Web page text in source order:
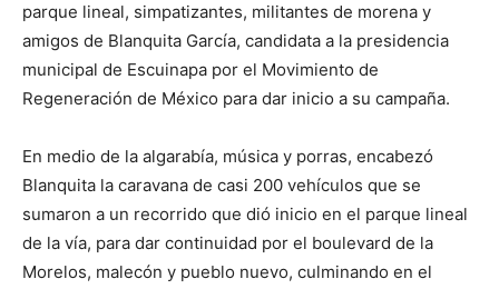
parque lineal, simpatizantes, militantes de morena y
amigos de Blanquita García, candidata a la presidencia
municipal de Escuinapa por el Movimiento de
Regeneración de México para dar inicio a su campaña.
En medio de la algarabía, música y porras, encabezó
Blanquita la caravana de casi 200 vehículos que se
sumaron a un recorrido que dió inicio en el parque lineal
de la vía, para dar continuidad por el boulevard de la
Morelos, malecón y pueblo nuevo, culminando en el